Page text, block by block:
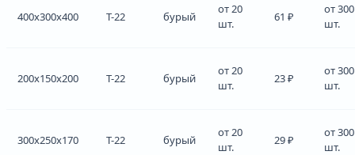
400x300x400 Т-22 бурый
от 20
шт.
61 ₽
от 300
шт.
200x150x200 Т-22 бурый
от 20
шт.
23 ₽
от 300
шт.
300x250x170 Т-22 бурый
от 20
шт.
29 ₽
от 300
шт.